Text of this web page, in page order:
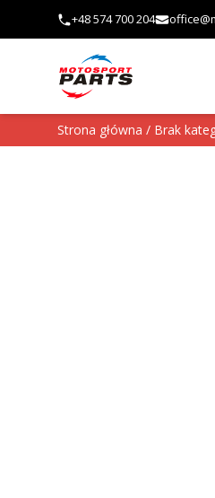
Przejdź do treści+48 574 700 204
Strona główna / Brak